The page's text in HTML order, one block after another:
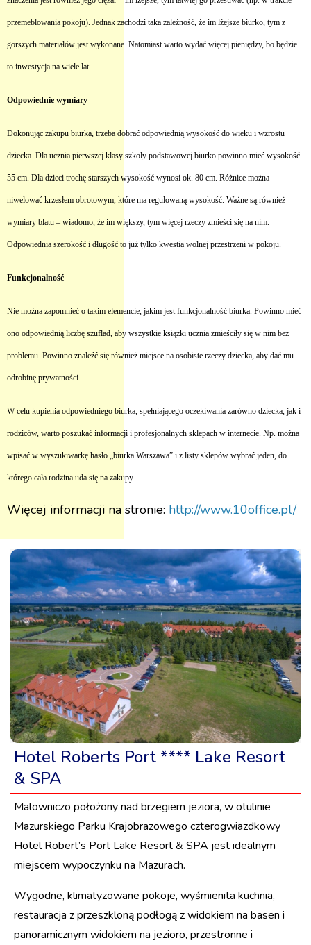
przemeblowania pokoju). Jednak zachodzi taka zależność, że im lżejsze biurko, tym z
gorszych materiałów jest wykonane. Natomiast warto wydać więcej pieniędzy, bo będzie
to inwestycja na wiele lat.
Odpowiednie wymiary
Dokonując zakupu biurka, trzeba dobrać odpowiednią wysokość do wieku i wzrostu
dziecka. Dla ucznia pierwszej klasy szkoły podstawowej biurko powinno mieć wysokość
55 cm. Dla dzieci trochę starszych wysokość wynosi ok. 80 cm. Różnice można
niwelować krzesłem obrotowym, które ma regulowaną wysokość. Ważne są również
wymiary blatu – wiadomo, że im większy, tym więcej rzeczy zmieści się na nim.
Odpowiednia szerokość i długość to już tylko kwestia wolnej przestrzeni w pokoju.
Funkcjonalność
Nie można zapomnieć o takim elemencie, jakim jest funkcjonalność biurka. Powinno mieć
ono odpowiednią liczbę szuflad, aby wszystkie książki ucznia zmieściły się w nim bez
problemu. Powinno znaleźć się również miejsce na osobiste rzeczy dziecka, aby dać mu
odrobinę prywatności.
W celu kupienia odpowiedniego biurka, spełniającego oczekiwania zarówno dziecka, jak i
rodziców, warto poszukać informacji i profesjonalnych sklepach w internecie. Np. można
wpisać w wyszukiwarkę hasło „biurka Warszawa” i z listy sklepów wybrać jeden, do
którego cała rodzina uda się na zakupy.
Więcej informacji na stronie: http://www.10office.pl/
Hotel Roberts Port **** Lake Resort
& SPA
Malowniczo położony nad brzegiem jeziora, w otulinie
Mazurskiego Parku Krajobrazowego czterogwiazdkowy
Hotel Robert’s Port Lake Resort & SPA jest idealnym
miejscem wypoczynku na Mazurach.
Wygodne, klimatyzowane pokoje, wyśmienita kuchnia,
restauracja z przeszkloną podłogą z widokiem na basen i
panoramicznym widokiem na jezioro, przestronne i